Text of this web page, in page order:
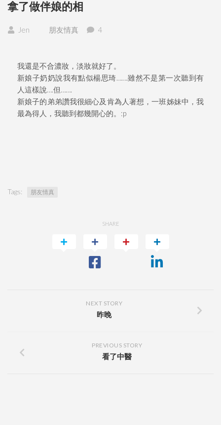
拿了做伴娘的相
Jen 朋友情真 4
我還是不合濃妝，淡妝就好了。
新娘子奶奶說我有點似楊思琦…….雖然不是第一次聽到有
人這樣說….但…….
新娘子的弟弟讚我很細心及肯為人著想，一班姊妹中，我
最為得人，我聽到都幾開心的。:p
Tags: 朋友情真
SHARE
NEXT STORY
昨晚
PREVIOUS STORY
看了中醫